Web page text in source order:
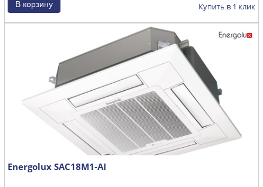
Купить в 1 клик
Energolux SAC18M1-AI